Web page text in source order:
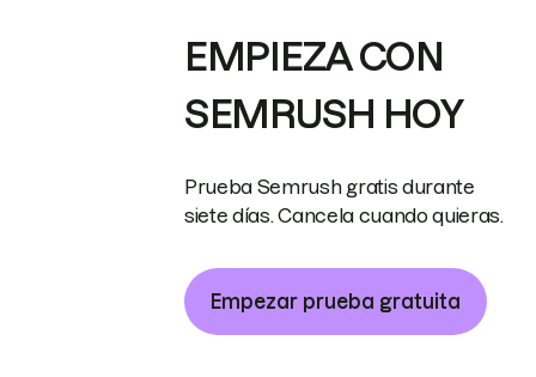
EMPIEZA CON
SEMRUSH HOY
Prueba Semrush gratis durante
siete días. Cancela cuando quieras.
Empezar prueba gratuita